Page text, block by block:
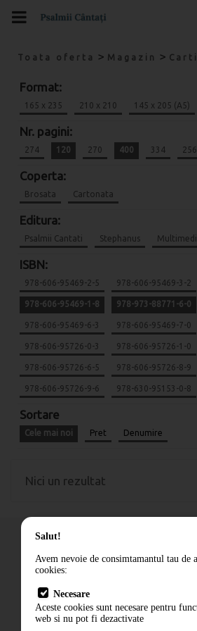
Toata oferta > Magazin > Carti
Format:
165 x 235 210 x 210 145 x 205 (A5)
Nr. pagini:
274 120 270 400 334 256
Coperta:
Brosata Cartonata
Editura:
Psalmii Cantati Stephanus
ISBN:
978-606-95469-2-5 978-606-95469-3-2
978-606-95469-1-8 978-973-88771-6-0
978-606-95469-6-3 978-606-95469-7-0
978-606-95726-0-3 978-606-95726-1-0
978-606-95726-6-5 978-606-95726-8-9
978-606-95726-9-6 978-630-95153-0-8
Sortare
Cele mai noi Pret Denumire
Nici un rezultat
Cum comand
Livrare
Contact
Salut!
Avem nevoie de consimtamantul tau de
cookies:
Necesare
Aceste cookies sunt necesare pentru
web si nu pot fi dezactivate